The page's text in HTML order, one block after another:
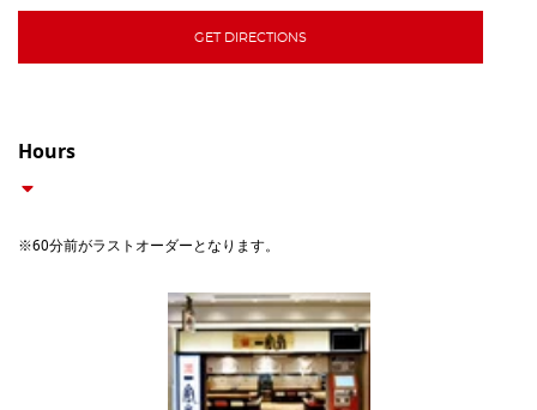
GET DIRECTIONS
Hours
※60分前がラストオーダーとなります。